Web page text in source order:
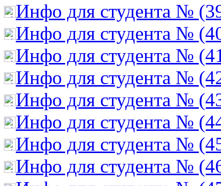
Инфо для студента №
Инфо для студента №
Инфо для студента №
Инфо для студента №
Инфо для студента №
Инфо для студента №
Инфо для студента №
Инфо для студента №